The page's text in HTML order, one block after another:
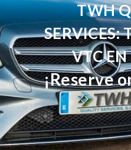
TWH
SERVICES:
VTC
¡Reserve